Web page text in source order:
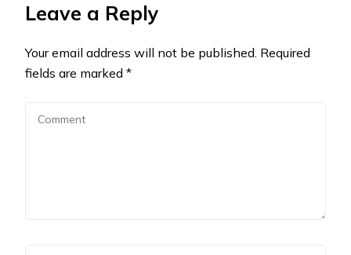
Leave a Reply
Your email address will not be published. Required
fields are marked *